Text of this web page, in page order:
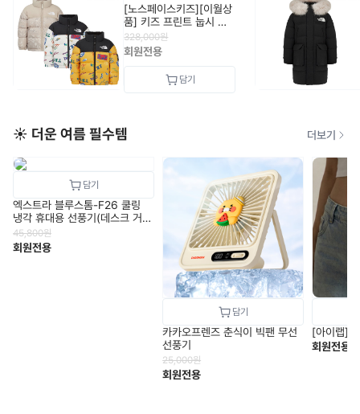
[노스페이스키즈][이월상
품] 키즈 프린트 눕시 자
켓 (RDS)
NJ1DR65_KIDS
328,000원
회원전용
☀️ 더운 여름 필수템 더보기
엑스트라 블루스톰-F26 쿨링
냉각 휴대용 선풍기(데스크 거치
&100도 회전 베이스)
45,800원
회원전용
카카오프렌즈 춘식이 빅팬 무선
선풍기
25,000원
회원전용
[아이랩]
회원전용